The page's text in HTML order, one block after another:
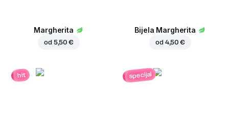
Margherita
od 5,50 €
Bijela Margherita
od 4,50 €
hit specijal